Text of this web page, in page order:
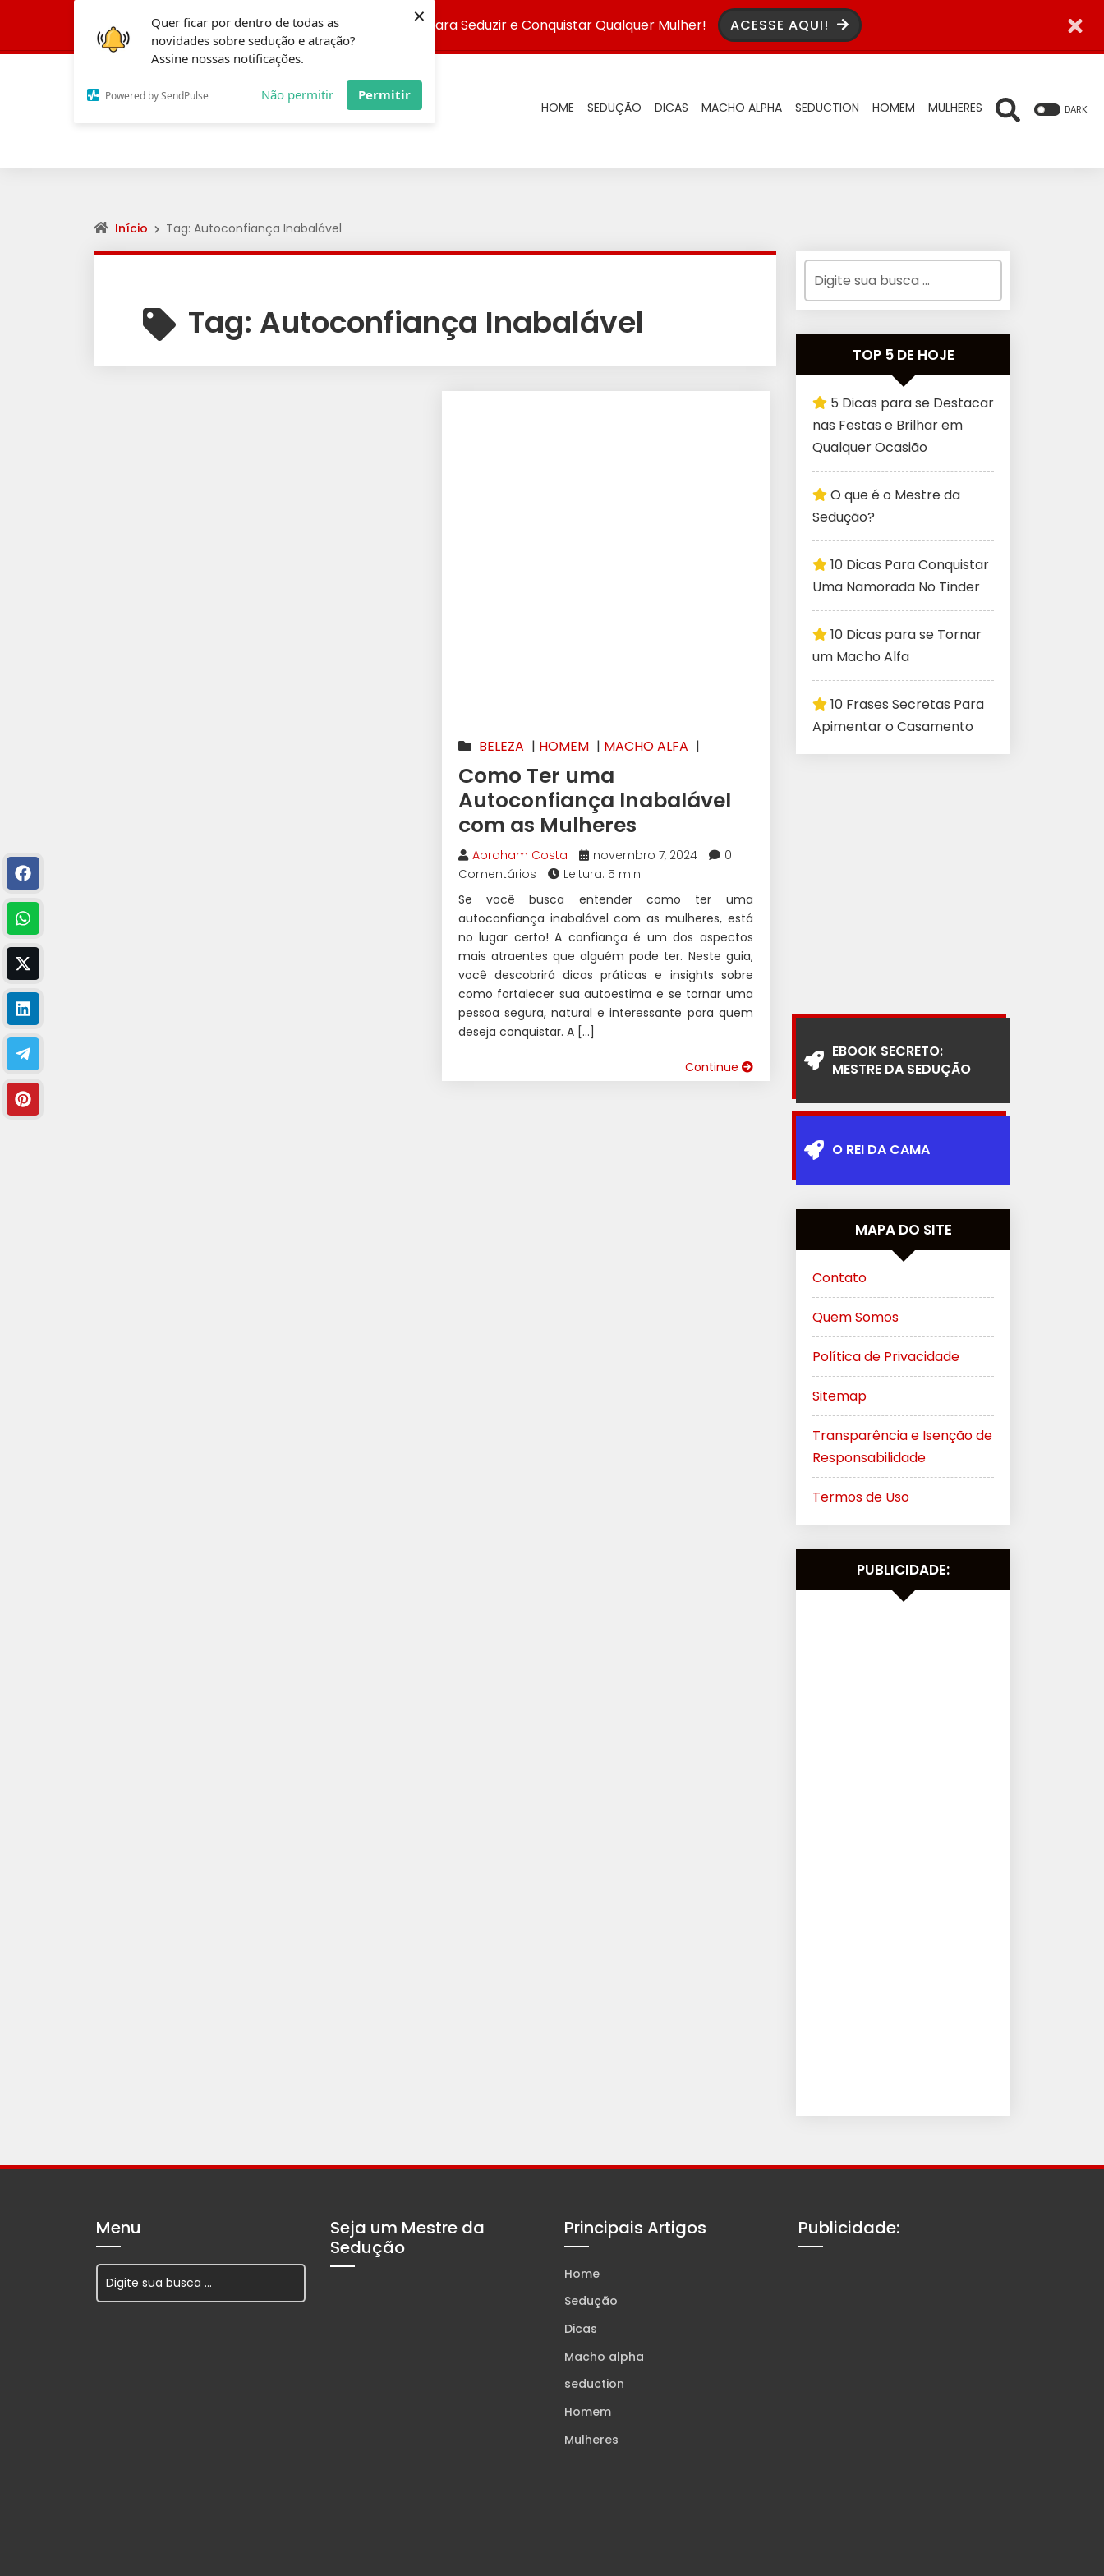
Quer ficar por dentro de todas as
novidades sobre sedução e atração?
Assine nossas notificações.
Powered by SendPulse Não permitir Permitir
×
Conheça a Fórmula Infalível para Seduzir e Conquistar Qualquer Mulher! ACESSE AQUI!
HOME SEDUÇÃO DICAS MACHO ALPHA SEDUCTION HOMEM MULHERES DARK
Início Tag: Autoconfiança Inabalável
Tag: Autoconfiança Inabalável
BELEZA | HOMEM | MACHO ALFA |
MACHO ALPHA
Como Ter uma
Autoconfiança Inabalável
com as Mulheres
Abraham Costa novembro 7, 2024
0
Comentários
Leitura: 5 min
Se você busca entender como ter uma
autoconfiança inabalável com as mulheres, está
no lugar certo! A confiança é um dos aspectos
mais atraentes que alguém pode ter. Neste guia,
você descobrirá dicas práticas e insights sobre
como fortalecer sua autoestima e se tornar uma
pessoa segura, natural e interessante para quem
deseja conquistar. A […]
Continue
TOP 5 DE HOJE
5 Dicas para se Destacar
nas Festas e Brilhar em
Qualquer Ocasião
O que é o Mestre da
Sedução?
10 Dicas Para Conquistar
Uma Namorada No Tinder
10 Dicas para se Tornar
um Macho Alfa
10 Frases Secretas Para
Apimentar o Casamento
EBOOK SECRETO:
MESTRE DA SEDUÇÃO
O REI DA CAMA
MAPA DO SITE
Contato
Quem Somos
Política de Privacidade
Sitemap
Transparência e Isenção de
Responsabilidade
Termos de Uso
PUBLICIDADE:
Menu
Seja um Mestre da
Sedução
Principais Artigos
Home
Sedução
Dicas
Macho alpha
seduction
Homem
Mulheres
Publicidade: